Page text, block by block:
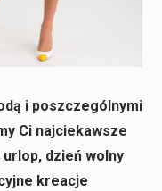
i poszczególnymi
Ci najciekawsze
dzień wolny
kreacje